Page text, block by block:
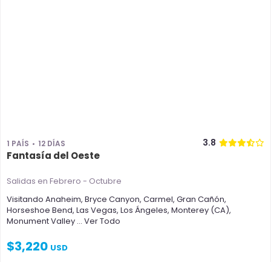
1 PAÍS 12 DÍAS 3.8
Fantasía del Oeste
Salidas en Febrero - Octubre
Visitando Anaheim, Bryce Canyon, Carmel, Gran Cañón,
Horseshoe Bend, Las Vegas, Los Ángeles, Monterey (CA),
Monument Valley ... Ver Todo
$3,220 USD